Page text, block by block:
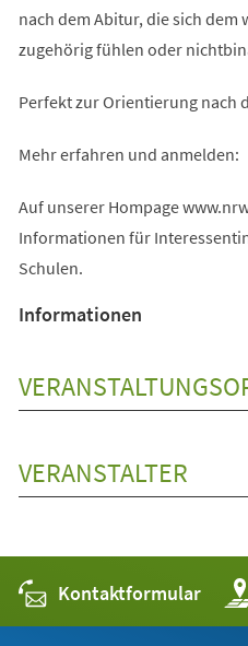
nach dem Abitur, die sich dem
zugehörig fühlen oder
Perfekt zur Orientierung nach
Mehr erfahren und anmelden:
Auf unserer Hompage
Informationen für
Schulen.
Informationen
VERANSTALTER
Kontaktformular
in